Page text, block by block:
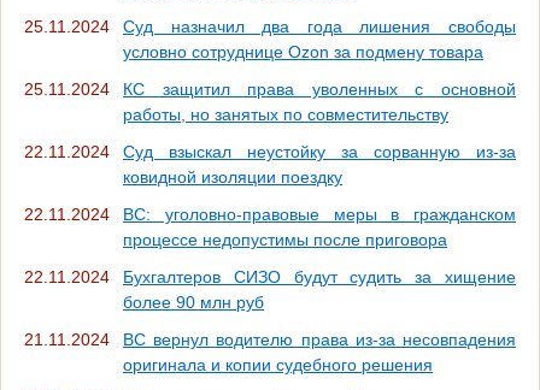
25.11.2024
Суд назначил два года лишения свободы
условно сотруднице Ozon за подмену товара
25.11.2024
КС защитил права уволенных с основной
работы, но занятых по совместительству
22.11.2024
Суд взыскал неустойку за сорванную из-за
ковидной изоляции поездку
22.11.2024
ВС: уголовно-правовые меры в гражданском
процессе недопустимы после приговора
22.11.2024
Бухгалтеров СИЗО будут судить за хищение
более 90 млн руб
21.11.2024
ВС вернул водителю права из-за несовпадения
оригинала и копии судебного решения